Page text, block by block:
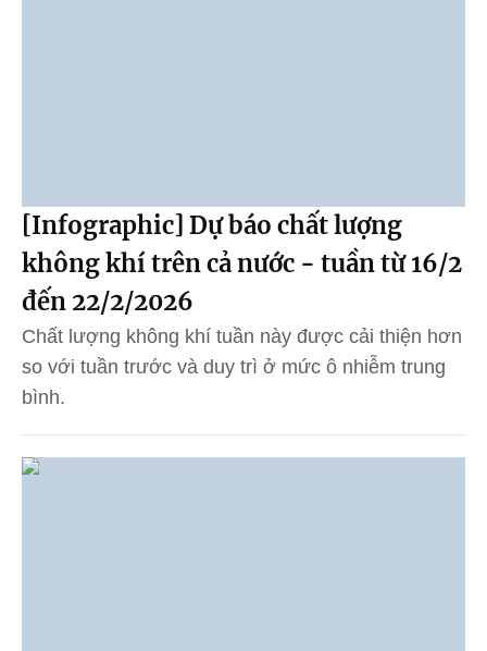
[Infographic] Dự báo chất lượng
không khí trên cả nước - tuần từ 16/2
đến 22/2/2026
Chất lượng không khí tuần này được cải thiện hơn
so với tuần trước và duy trì ở mức ô nhiễm trung
bình.